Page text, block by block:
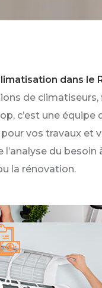
dans le
de climatiseurs,
c’est une équipe
vos travaux et
du besoin
la rénovation.